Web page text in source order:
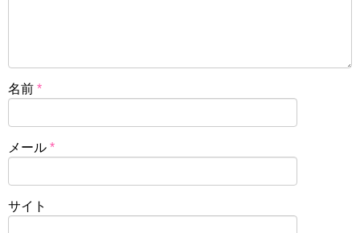
名前 *
メール *
サイト